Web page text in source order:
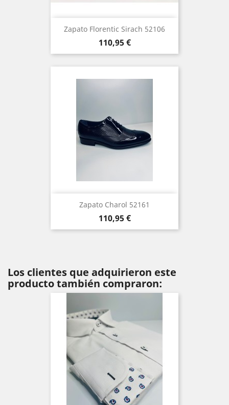
Zapato Florentic Sirach 52106
Precio
110,95 €
Zapato Charol 52161
Precio
110,95 €
Los clientes que adquirieron este
producto también compraron: